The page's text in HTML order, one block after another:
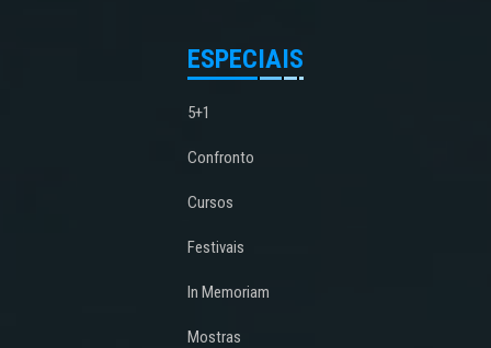
ESPECIAIS
5+1
Confronto
Cursos
Festivais
In Memoriam
Mostras